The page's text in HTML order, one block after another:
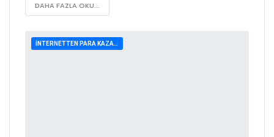
DAHA FAZLA OKU...
İNTERNETTEN PARA KAZANMA